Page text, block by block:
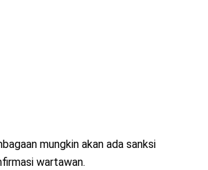
mungkin akan ada sanksi
wartawan.